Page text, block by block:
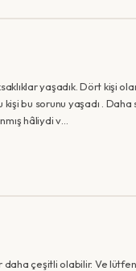
yaşadık. Dört kişi
bu sorunu yaşadı .
hâliydi v…
daha çeşitli olabilir. Ve